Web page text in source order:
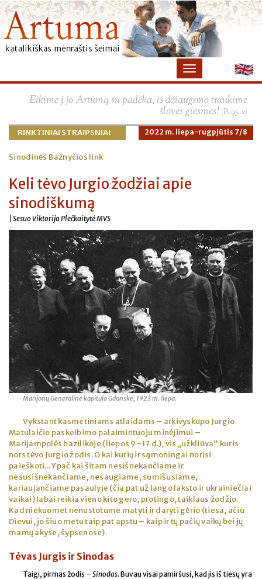
Eikime į jo Artumą su padėka, iš džiaugsmo traukime
šlovės giesmes! (Ps 95, 2)
RINKTINIAI STRAIPSNIAI 2022 m. liepa-rugpjūtis 7/8
Sinodinės Bažnyčios link
Keli tėvo Jurgio žodžiai apie
sinodiškumą
| Sesuo Viktorija Plečkaitytė MVS
Marijonų Generalinė kapitula Gdanske, 1923 m. liepa.
Vykstant kasmetiniams atlaidams – arkivyskupo Jurgio
Matulaičio paskelbimo palaimintuoju minėjimui –
Marijampolės bazilikoje (liepos 9–17 d.), vis „užkliūva“ kuris
nors tėvo Jurgio žodis. O kai kurių ir sąmoningai norisi
paieškoti... Ypač kai šitam nesišnekančiame ir
nesusišnekančiame, nesaugiame, sumišusiame,
kariaujančiame pasaulyje (čia pat už lango laksto ir ukrainiečiai
vaikai) labai reikia vieno kito gero, protingo, taiklaus žodžio.
Kad niekuomet nenustotume matyti ir daryti gėrio (tiesa, ačiū
Dievui, jo šiuo metu taip pat apstu – kaip ir tų pačių vaikų bei jų
mamų akyse, šypsenose).
Tėvas Jurgis ir Sinodas
Taigi, pirmas žodis – Sinodas. Buvau visai pamiršusi, kad jis iš tiesų yra